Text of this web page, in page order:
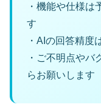
・機能や仕様は
す
・AIの回答精度
・ご不明点やバ
らお願いします